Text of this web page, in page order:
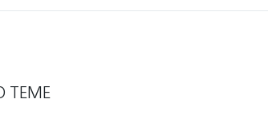
ТЕМЕ